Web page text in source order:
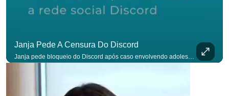
Janja Pede A Censura Do Discord